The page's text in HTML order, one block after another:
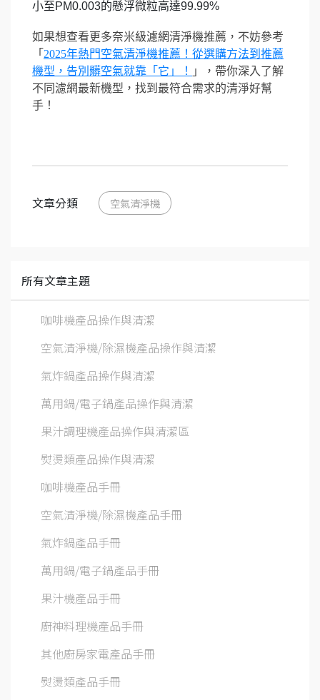
小至PM0.003的懸浮微粒高達99.99%
如果想查看更多奈米級濾網清淨機推薦，不妨參考
「 2025年熱門空氣清淨機推薦！從選購方法到推薦
機型，告別髒空氣就靠「它」！
」，帶你深入了解
不同濾網最新機型，找到最符合需求的清淨好幫
手！
文章分類 空氣清淨機
所有文章主題
咖啡機產品操作與清潔
空氣清淨機/除濕機產品操作與清潔
氣炸鍋產品操作與清潔
萬用鍋/電子鍋產品操作與清潔
果汁調理機產品操作與清潔區
熨燙類產品操作與清潔
咖啡機產品手冊
空氣清淨機/除濕機產品手冊
氣炸鍋產品手冊
萬用鍋/電子鍋產品手冊
果汁機產品手冊
廚神料理機產品手冊
其他廚房家電產品手冊
熨燙類產品手冊